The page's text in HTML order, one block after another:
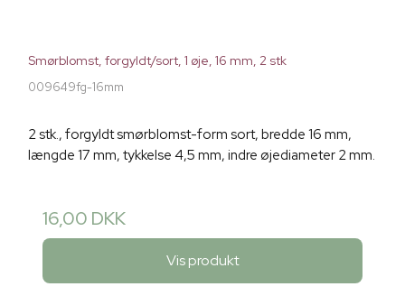
Smørblomst, forgyldt/sort, 1 øje, 16 mm, 2 stk
009649fg-16mm
2 stk., forgyldt smørblomst-form sort, bredde 16 mm,
længde 17 mm, tykkelse 4,5 mm, indre øjediameter 2 mm.
16,00 DKK
Vis produkt